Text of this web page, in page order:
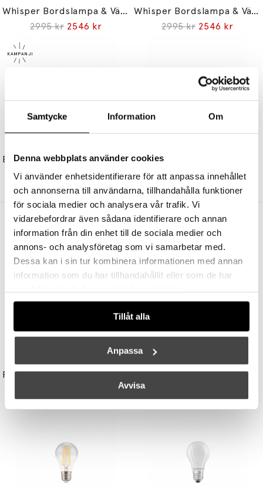
Samtycke Information Om
Denna webbplats använder cookies
Vi använder enhetsidentifierare för att anpassa innehållet
och annonserna till användarna, tillhandahålla funktioner
för sociala medier och analysera vår trafik. Vi
vidarebefordrar även sådana identifierare och annan
information från din enhet till de sociala medier och
annons- och analysföretag som vi samarbetar med.
Dessa kan i sin tur kombinera informationen med annan
information som du har tillhandahållit eller som de har
Tillåt alla
Anpassa
Avvisa
Whisper Bordslampa & Väckarklocka Onyx Black
2995 kr 2546 kr
Whisper Bordslampa & Väckarklocka White Gold
2995 kr 2546 kr
Bird Bordslampa Olive Green
2195 kr 1866 kr
2495 kr
Andra köpte även
Reflektor MR11 28W (=35W) GU10